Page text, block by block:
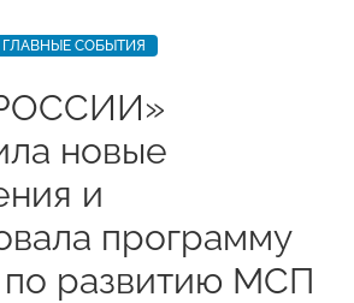
ГЛАВНЫЕ СОБЫТИЯ
новые
и
программу
по развитию МСП